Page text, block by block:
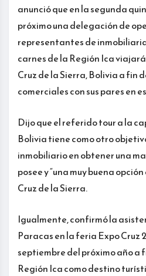
anunció que en la segunda
próximo una delegación de
representantes de
carnes de la Región Ica
Cruz de la Sierra, Bolivia a fin
comerciales con sus pares en
Dijo que el referido tour a la
Bolivia tiene como otro
inmobiliario en obtener una
posee y “una muy buena
Cruz de la Sierra.
Igualmente, confirmó la
Paracas en la feria Expo Cruz
septiembre del próximo año a
Región Ica como destino